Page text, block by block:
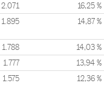
2.071 16,25 %
1.895 14,87 %
1.788 14,03 %
1.777 13,94 %
1.575 12,36 %